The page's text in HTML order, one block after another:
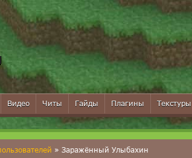
Видео Читы Гайды Плагины Текстуры
» Заражённый Улыбахин